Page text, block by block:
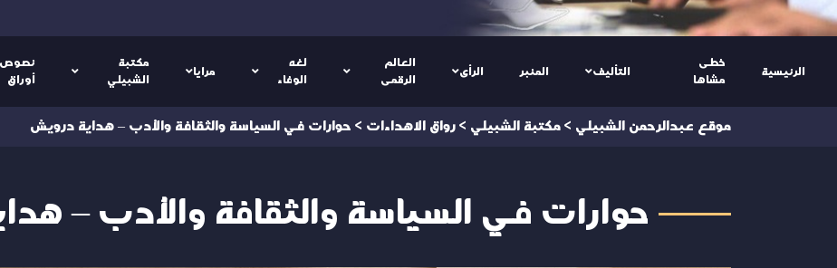
الرئيسية
خطى
مشاها
التأليف المنبر الرأى
العالم
الرقمى
لغه
الوفاء
مرايا
مكتبة
الشبيلي
نصوص
أوراق
موقع عبدالرحمن الشبيلي > مكتبة الشبيلي > رواق الاهداءات > حوارات في السياسة والثقافة والأدب – هداية درويش
حوارات في السياسة والثقافة والأدب –